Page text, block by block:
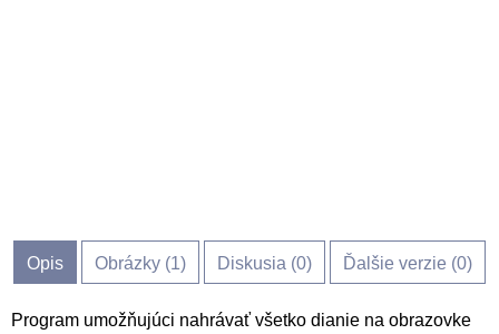
Opis Obrázky (1) Diskusia (0) Ďalšie verzie (0)
Program umožňujúci nahrávať všetko dianie na obrazovke